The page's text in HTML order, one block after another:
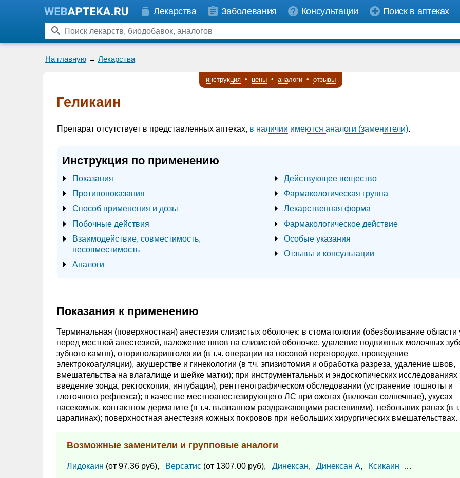
Лекарства Заболевания Консультации Поиск в аптеках
На главную → Лекарства
инструкция • цены • аналоги • отзывы
Геликаин
Препарат отсутствует в представленных аптеках, в наличии имеются аналоги (заменители).
Инструкция по применению
Показания
Противопоказания
Способ применения и дозы
Побочные действия
Взаимодействие, совместимость,
несовместимость
Аналоги
Действующее вещество
Фармакологическая группа
Лекарственная форма
Фармакологическое действие
Особые указания
Отзывы и консультации
Показания к применению
Терминальная (поверхностная) анестезия слизистых оболочек: в стоматологии (обезболивание области
перед местной анестезией, наложение швов на слизистой оболочке, удаление подвижных молочных
зубного камня), оториноларингологии (в т.ч. операции на носовой перегородке, проведение
электрокоагуляции), акушерстве и гинекологии (в т.ч. эпизиотомия и обработка разреза, удаление швов,
вмешательства на влагалище и шейке матки); при инструментальных и эндоскопических исследованиях
введение зонда, ректоскопия, интубация), рентгенографическом обследовании (устранение тошноты и
глоточного рефлекса); в качестве местноанестезирующего ЛС при ожогах (включая солнечные), укусах
насекомых, контактном дерматите (в т.ч. вызванном раздражающими растениями), небольших ранах (в
царапинах); поверхностная анестезия кожных покровов при небольших хирургических вмешательствах.
Возможные заменители и групповые аналоги
Лидокаин (от 97.36 руб), Версатис(от 1307.00 руб), Динексан, Динексан А, Ксикаин …